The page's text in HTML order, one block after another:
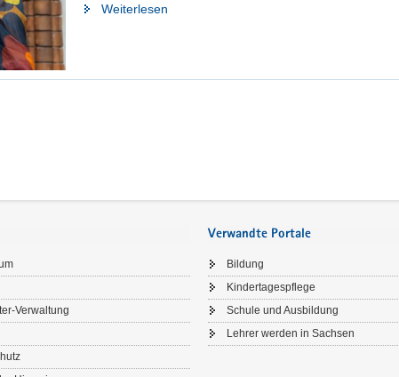
Weiterlesen
Verwaltung
Verwandte Portale
Bildung
Kindertagespflege
Schule und Ausbildung
Lehrer werden in Sachsen